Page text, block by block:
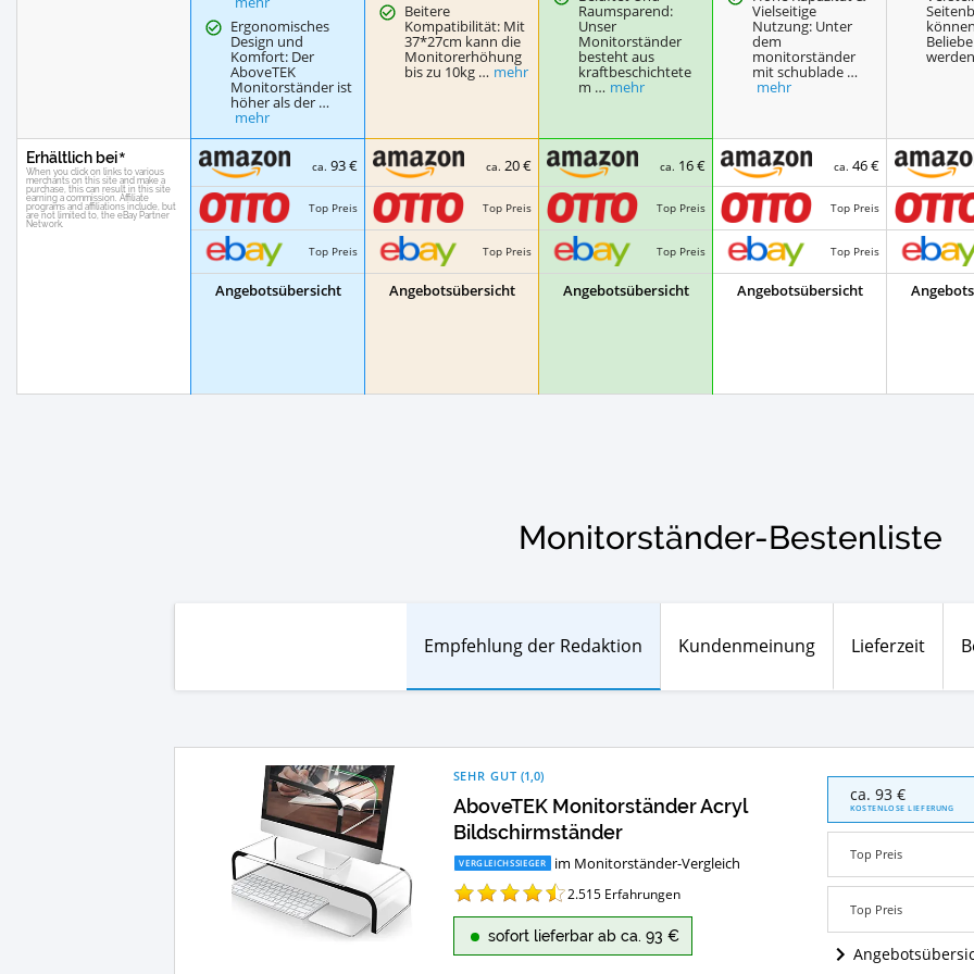
Ergonomisches
Design und
Komfort: Der
AboveTEK
Monitorständer ist
höher als der …
mehr
Beitere
Kompatibilität: Mit
37*27cm kann die
Monitorerhöhung
bis zu 10kg … mehr
Raumsparend:
Unser
Monitorständer
besteht aus
kraftbeschichtete
m … mehr
Vielseitige
Nutzung: Unter
dem
monitorständer
mit schublade …
mehr
Erhältlich bei ca.93 €
Top Preis
Top Preis
Angebotsübersicht
ca.20 €
Top Preis
Top Preis
Angebotsübersicht
ca. 16 €
Top Preis
Top Preis
Angebotsübersicht
ca.46 €
Top Preis
Top Preis
Angebotsübersicht
Monitorständer-Bestenliste
Empfehlung der Redaktion Kundenmeinung
AboveTEK Monitorständer Acryl
im Monitorständer-Vergleich
sofort lieferbar ab ca. 93 €
AboveTEK
Monitorständer
Bildschirmständer
Angebote:
Monitorständer
ca. 93 €
KOSTENLOSE LIEFERUNG